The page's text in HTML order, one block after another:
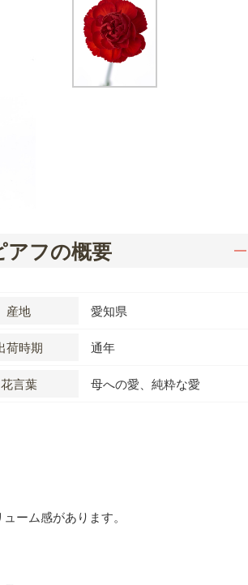
アフの概要
産地 愛知県
荷時期 通年
花言葉 母への愛、純粋な愛
ーム感があります。